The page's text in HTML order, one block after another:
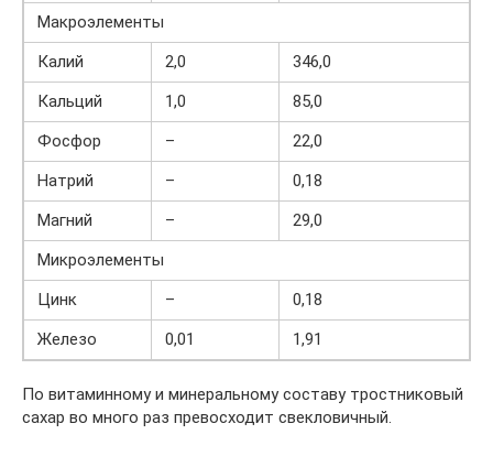
Макроэлементы
Калий
2,0
346,0
Кальций
1,0
85,0
Фосфор
–
22,0
Натрий
–
0,18
Магний
–
29,0
Микроэлементы
Цинк
–
0,18
Железо
0,01 1,91
По витаминному и минеральному составу тростниковый
сахар во много раз превосходит свекловичный.